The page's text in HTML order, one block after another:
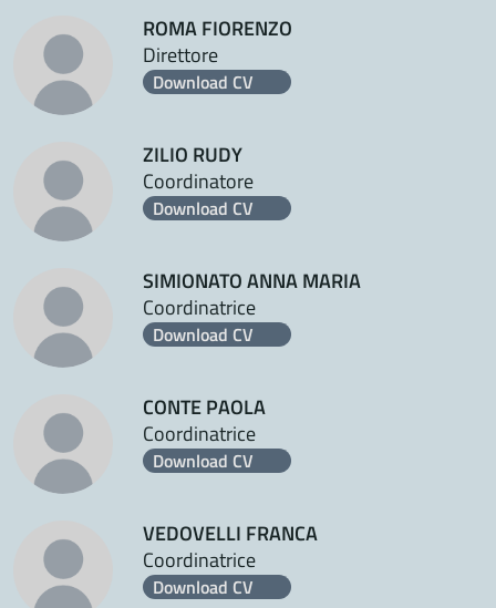
ROMA FIORENZO
Direttore
Download CV
ZILIO RUDY
Coordinatore
Download CV
SIMIONATO ANNA MARIA
Coordinatrice
Download CV
CONTE PAOLA
Coordinatrice
Download CV
VEDOVELLI FRANCA
Coordinatrice
Download CV